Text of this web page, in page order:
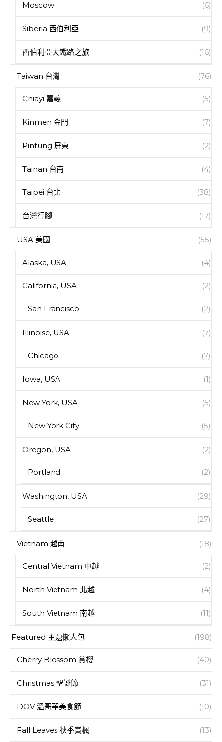
Moscow (6)
Siberia 西伯利亞 (9)
西伯利亞大鐵路之旅 (16)
Taiwan 台灣 (76)
Chiayi 嘉義 (5)
Kinmen 金門 (7)
Pintung 屏東 (2)
Tainan 台南 (4)
Taipei 台北 (38)
台灣行腳 (17)
USA 美國 (55)
Alaska, USA (4)
California, USA (2)
San Francisco (2)
Illinoise, USA (7)
Chicago (7)
Iowa, USA (1)
New York, USA (5)
New York City (5)
Oregon, USA (2)
Portland (2)
Washington, USA (29)
Seattle (27)
Vietnam 越南 (18)
Central Vietnam 中越 (2)
North Vietnam 北越 (4)
South Vietnam 南越 (11)
Featured 主題懶人包 (198)
Cherry Blossom 賞櫻 (40)
Christmas 聖誕節 (31)
DOV 溫哥華美食節 (10)
Fall Leaves 秋季賞楓 (13)